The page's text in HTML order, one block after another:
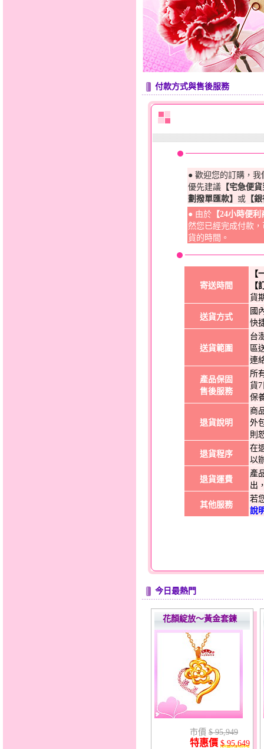
付款方式與售後服務
● 歡迎您的訂購，
優先建議 【宅急便
劃撥單匯款】 或 【
● 由於 【24小時便
然您已經完成付款
貨的時間。
寄送時間
【
【
貨
送貨方式
國
快
送貨範圍
台
區
連
產品保固
售後服務
所
貨
保
退貨說明
商
外
則
退貨程序
在
以
退貨運費
產
出
其他服務
若
說
今日最熱門
花顏綻放～黃金套鍊
市價 $ 95,949
特惠價 $ 95,649